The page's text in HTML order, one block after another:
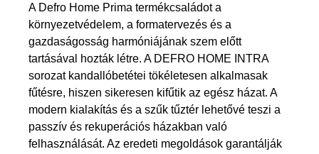
A Defro Home Prima termékcsaládot a
környezetvédelem, a formatervezés és a
gazdaságosság harmóniájának szem előtt
tartásával hozták létre. A DEFRO HOME INTRA
sorozat kandallóbetétei tökéletesen alkalmasak
fűtésre, hiszen sikeresen kifűtik az egész házat. A
modern kialakítás és a szűk tűztér lehetővé teszi a
passzív és rekuperációs házakban való
felhasználását. Az eredeti megoldások garantálják